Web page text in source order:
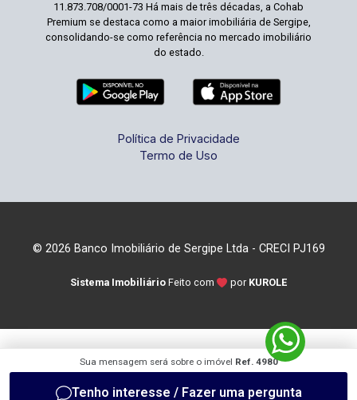
Sua mensagem será sobre o imóvel Ref. 4980
Tenho interesse / Fazer uma pergunta
11.873.708/0001-73 Há mais de três décadas, a Cohab
Premium se destaca como a maior imobiliária de Sergipe,
consolidando-se como referência no mercado imobiliário
do estado.
Política de Privacidade
Termo de Uso
© 2026 Banco Imobiliário de Sergipe Ltda - CRECI PJ169
Sistema Imobiliário Feito com por KUROLE